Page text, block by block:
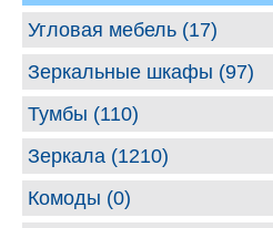
Угловая мебель (17)
Зеркальные шкафы (97)
Тумбы (110)
Зеркала (1210)
Комоды (0)